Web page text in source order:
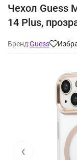
Чехол Guess
14 Plus,
Бренд:Guess
‹